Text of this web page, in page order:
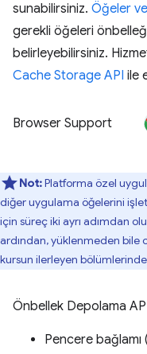
sunabilirsiniz. Öğeler
gerekli öğeleri
belirleyebilirsiniz.
Cache Storage API ile
Browser Support
Not:Platforma özel
diğer uygulama öğelerini
için süreç iki ayrı adımdan
ardından, yüklenmeden bile
kursun ilerleyen bölümlerinde
Önbellek Depolama
Pencere bağlamı